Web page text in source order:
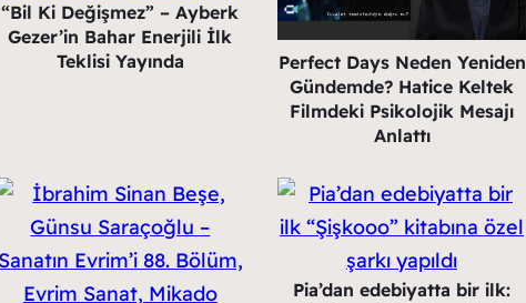
“Bil Ki Değişmez” – Ayberk
Gezer’in Bahar Enerjili İlk
Teklisi Yayında
Perfect Days Neden Yeniden
Gündemde? Hatice Keltek
Filmdeki Psikolojik Mesajı
Anlattı
Pia’dan edebiyatta bir ilk: